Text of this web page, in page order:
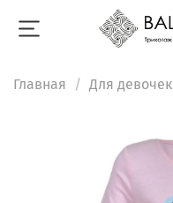
Главная Для девочек